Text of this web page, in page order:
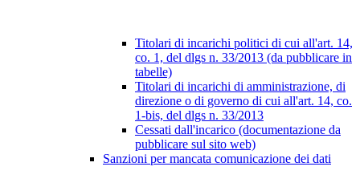
Titolari di incarichi politici di cui all'art. 14,
co. 1, del dlgs n. 33/2013 (da pubblicare in
tabelle)
Titolari di incarichi di amministrazione, di
direzione o di governo di cui all'art. 14, co.
1-bis, del dlgs n. 33/2013
Cessati dall'incarico (documentazione da
pubblicare sul sito web)
Sanzioni per mancata comunicazione dei dati